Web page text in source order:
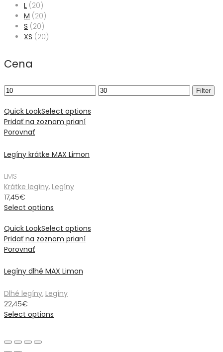
L (20)
M (20)
S (20)
XS (20)
Cena
Min
Max
Filter
Quick LookSelect options
Pridať na zoznam prianí
Porovnať
Legíny krátke MAX Limon
LMS
Krátke legíny, Legíny
17,45€
Select options
Quick LookSelect options
Pridať na zoznam prianí
Porovnať
Legíny dlhé MAX Limon
Dlhé legíny, Legíny
22,45€
Select options